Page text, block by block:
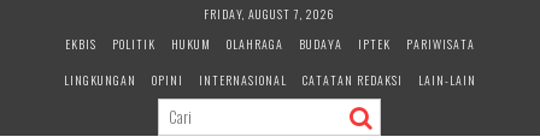
FRIDAY, AUGUST 7, 2026
EKBIS
POLITIK HUKUM OLAHRAGA BUDAYA IPTEK
PARIWISATA
LINGKUNGAN
OPINI INTERNASIONAL CATATAN REDAKSI LAIN-LAIN